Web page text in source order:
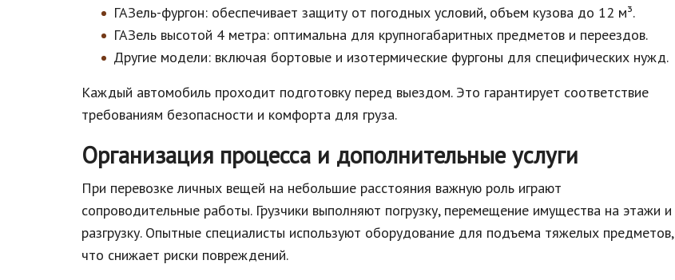
ГАЗель-фургон: обеспечивает защиту от погодных условий, объем кузова до 12 м³.
ГАЗель высотой 4 метра: оптимальна для крупногабаритных предметов и переездов.
Другие модели: включая бортовые и изотермические фургоны для специфических нужд.
Каждый автомобиль проходит подготовку перед выездом. Это гарантирует соответствие
требованиям безопасности и комфорта для груза.
Организация процесса и дополнительные услуги
При перевозке личных вещей на небольшие расстояния важную роль играют
сопроводительные работы. Грузчики выполняют погрузку, перемещение имущества на этажи и
разгрузку. Опытные специалисты используют оборудование для подъема тяжелых предметов,
что снижает риски повреждений.